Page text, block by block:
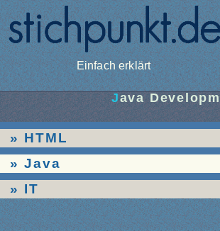
Einfach erklärt
Java
HTML
Java
IT